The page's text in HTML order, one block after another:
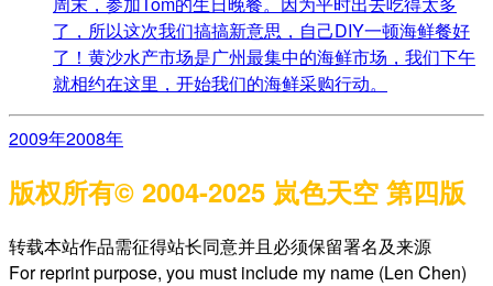
了，所以这次我们搞搞新意思，自己DIY一顿海鲜餐好
了！黄沙水产市场是广州最集中的海鲜市场，我们下午
就相约在这里，开始我们的海鲜采购行动。
2009年2008年
版权所有© 2004-2025 岚色天空 第四版
转载本站作品需征得站长同意并且必须保留署名及来源
For reprint purpose, you must include my name (Len Chen)